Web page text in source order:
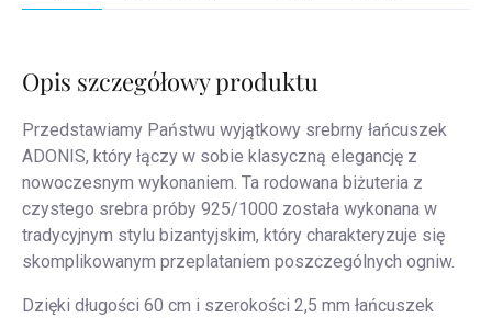
Opis szczegółowy produktu
Przedstawiamy Państwu wyjątkowy srebrny łańcuszek
ADONIS, który łączy w sobie klasyczną elegancję z
nowoczesnym wykonaniem. Ta rodowana biżuteria z
czystego srebra próby 925/1000 została wykonana w
tradycyjnym stylu bizantyjskim, który charakteryzuje się
skomplikowanym przeplataniem poszczególnych ogniw.
Dzięki długości 60 cm i szerokości 2,5 mm łańcuszek